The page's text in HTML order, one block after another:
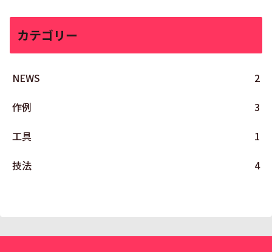
カテゴリー
NEWS
2
作例
3
工具
1
技法
4